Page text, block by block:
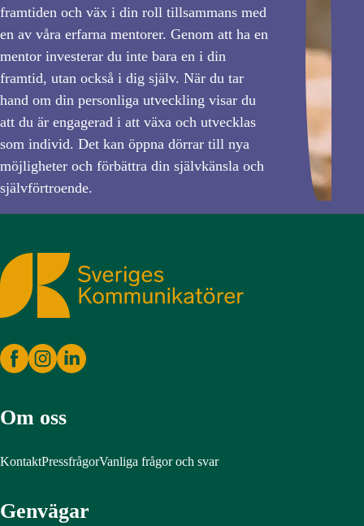
framtiden och väx i din roll tillsammans med
en av våra erfarna mentorer. Genom att ha en
mentor investerar du inte bara en i din
framtid, utan också i dig själv. När du tar
hand om din personliga utveckling visar du
att du är engagerad i att växa och utvecklas
som individ. Det kan öppna dörrar till nya
möjligheter och förbättra din självkänsla och
självförtroende.
Sveriges Kommunikatörer
Om oss
KontaktPressfrågorVanliga frågor och svar
Genvägar